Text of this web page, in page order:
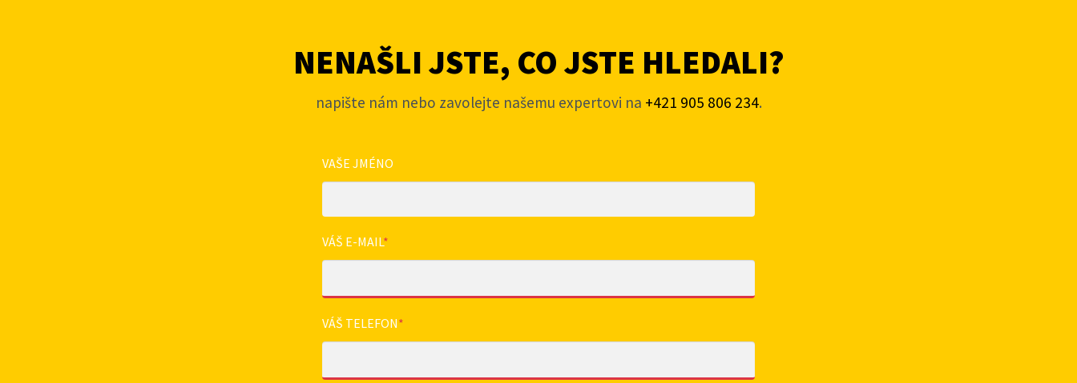
NENAŠLI JSTE, CO JSTE HLEDALI?
napište nám nebo zavolejte našemu expertovi na +421 905 806 234.
VAŠE JMÉNO
VÁŠ E-MAIL*
VÁŠ TELEFON*